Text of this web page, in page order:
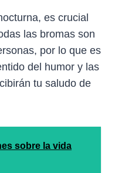
es crucial
las bromas son
por lo que es
del humor y las
tu saludo de
sobre la vida